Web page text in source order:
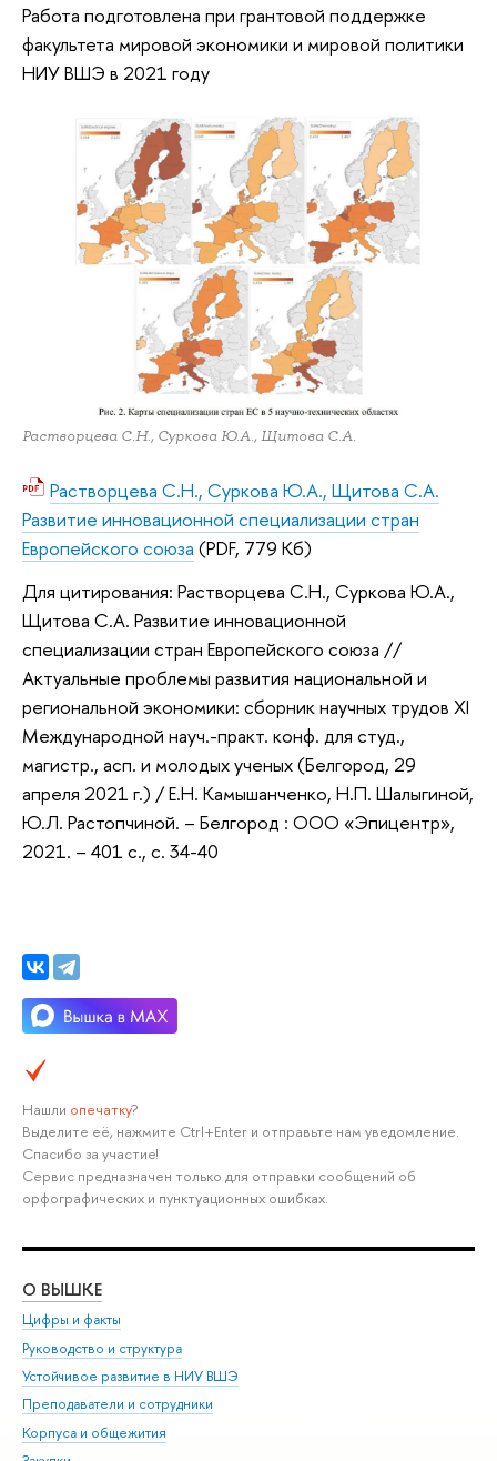
Работа подготовлена при грантовой поддержке
факультета мировой экономики и мировой политики
НИУ ВШЭ в 2021 году
Растворцева С.Н., Суркова Ю.А., Щитова С.А.
Растворцева С.Н., Суркова Ю.А., Щитова С.А.
Развитие инновационной специализации стран
Европейского союза (PDF, 779 Кб)
Для цитирования: Растворцева С.Н., Суркова Ю.А.,
Щитова С.А. Развитие инновационной
специализации стран Европейского союза //
Актуальные проблемы развития национальной и
региональной экономики: сборник научных трудов XI
Международной науч.-практ. конф. для студ.,
магистр., асп. и молодых ученых (Белгород, 29
апреля 2021 г.) / Е.Н. Камышанченко, Н.П. Шалыгиной,
Ю.Л. Растопчиной. – Белгород : ООО «Эпицентр»,
2021. – 401 с., с. 34-40
Нашли опечатку?
Выделите её, нажмите Ctrl+Enter и отправьте нам уведомление.
Спасибо за участие!
Сервис предназначен только для отправки сообщений об
орфографических и пунктуационных ошибках.
О ВЫШКЕ
Цифры и факты
Руководство и структура
Устойчивое развитие в НИУ ВШЭ
Преподаватели и сотрудники
Корпуса и общежития